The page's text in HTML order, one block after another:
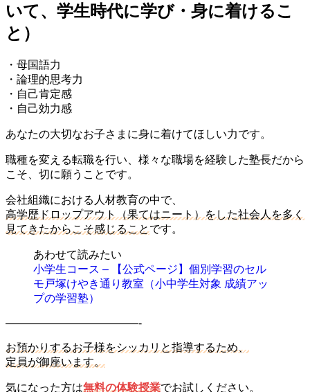
いて、学生時代に学び・身に着けるこ
と）
・母国語力
・論理的思考力
・自己肯定感
・自己効力感
あなたの大切なお子さまに身に着けてほしい力です。
職種を変える転職を行い、様々な職場を経験した塾長だから
こそ、切に願うことです。
会社組織における人材教育の中で、
高学歴ドロップアウト（果てはニート）をした社会人を多く
見てきたからこそ感じることです。
あわせて読みたい
小学生コース – 【公式ページ】個別学習のセル
モ戸塚けやき通り教室（小中学生対象 成績アッ
プの学習塾）
————————————-
お預かりするお子様をシッカリと指導するため、
定員が御座います。
気になった方は無料の体験授業でお試しください。